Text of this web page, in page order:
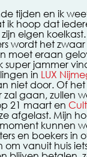
tijden en ik
ik hoop dat
eigen
wordt het
moet eraan
super jammer
in LUX
niet door. Of het
zal gaan, zullen
21 maart en
afgelast. Mijn
kunnen
en boekers in
vanuit huis